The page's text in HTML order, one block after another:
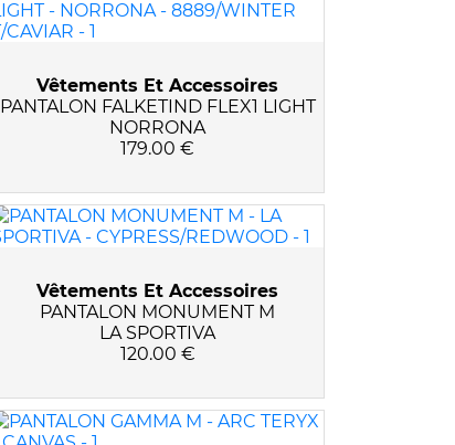
Vêtements Et Accessoires
PANTALON FALKETIND FLEX1 LIGHT
NORRONA
179.00 €
Vêtements Et Accessoires
PANTALON MONUMENT M
LA SPORTIVA
120.00 €